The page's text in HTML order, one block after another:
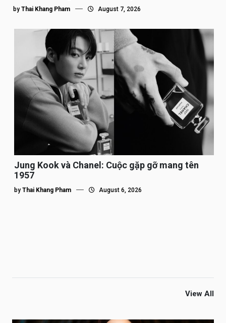
by Thai Khang Pham August 7, 2026
Jung Kook và Chanel: Cuộc gặp gỡ mang tên
1957
by Thai Khang Pham August 6, 2026
View All